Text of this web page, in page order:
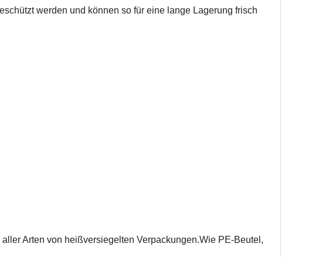
werden und können so für eine lange Lagerung frisch
Arten von heißversiegelten Verpackungen.Wie PE-Beutel,